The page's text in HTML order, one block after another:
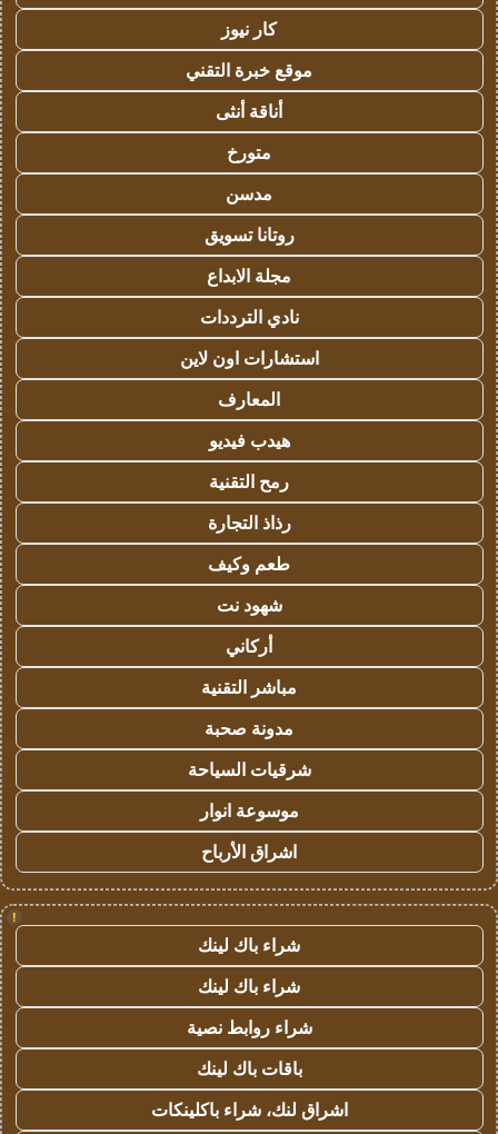
كار نيوز
موقع خبرة التقني
أناقة أنثى
متورخ
مدسن
روتانا تسويق
مجلة الابداع
نادي الترددات
استشارات اون لاين
المعارف
هيدب فيديو
رمح التقنية
رذاذ التجارة
طعم وكيف
شهود نت
أركاني
مباشر التقنية
مدونة صحبة
شرقيات السياحة
موسوعة انوار
اشراق الأرباح
!
شراء باك لينك
شراء باك لينك
شراء روابط نصية
باقات باك لينك
اشراق لنك، شراء باكلينكات